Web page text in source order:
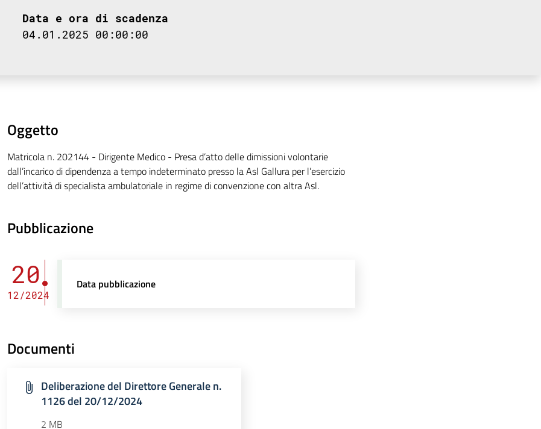
Data e ora di scadenza
04.01.2025 00:00:00
Oggetto
Matricola n. 202144 - Dirigente Medico - Presa d’atto delle dimissioni volontarie
dall’incarico di dipendenza a tempo indeterminato presso la Asl Gallura per l’esercizio
dell’attività di specialista ambulatoriale in regime di convenzione con altra Asl.
Pubblicazione
20
12/2024
Data pubblicazione
Documenti
Deliberazione del Direttore Generale n.
1126 del 20/12/2024
2 MB